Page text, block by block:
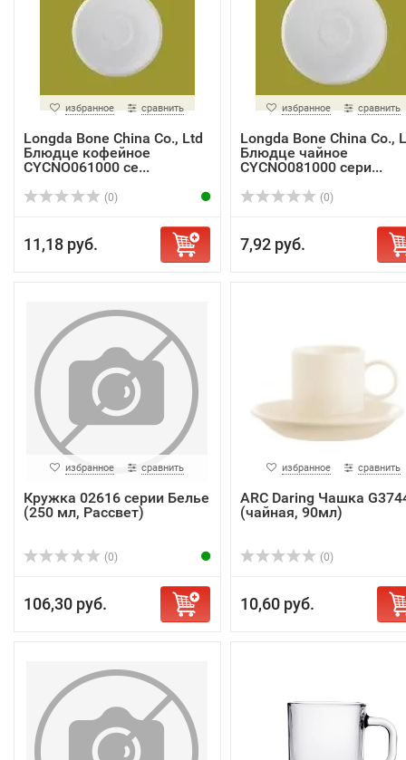
избранное сравнить
Longda Bone China Co., Ltd
Блюдце кофейное
CYCNO061000 се...
(0)
11,18 руб.
избранное сравнить
Longda Bone China Co.,
Блюдце чайное
CYCNO081000 сери...
(0)
7,92 руб.
избранное сравнить
Кружка 02616 серии Белье
(250 мл, Рассвет)
(0)
106,30 руб.
избранное сравнить
ARC Daring Чашка
(чайная, 90мл)
(0)
10,60 руб.